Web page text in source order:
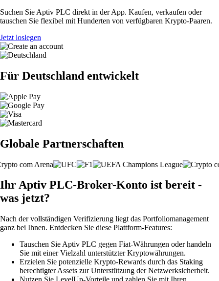
Suchen Sie Aptiv PLC direkt in der App. Kaufen, verkaufen oder
tauschen Sie flexibel mit Hunderten von verfügbaren Krypto-Paaren.
Jetzt loslegen
Für Deutschland entwickelt
Globale Partnerschaften
Ihr Aptiv PLC-Broker-Konto ist bereit -
was jetzt?
Nach der vollständigen Verifizierung liegt das Portfoliomanagement
ganz bei Ihnen. Entdecken Sie diese Plattform-Features:
Tauschen Sie Aptiv PLC gegen Fiat-Währungen oder handeln
Sie mit einer Vielzahl unterstützter Kryptowährungen.
Erzielen Sie potenzielle Krypto-Rewards durch das Staking
berechtigter Assets zur Unterstützung der Netzwerksicherheit.